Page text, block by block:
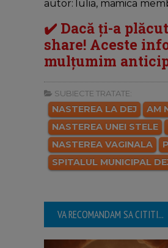
autor: Iulia, mamica
✔️ Dacă ți-a
share! Aceste
mulțumim
SUBIECTE TRATATE:
NASTEREA LA DEJ AM
NASTEREA UNEI STELE
NASTEREA VAGINALA
SPITALUL MUNICIPAL
VA RECOMANDAM SA CITITI...